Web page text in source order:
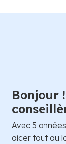
Bonjour
Avec 5
aider tout au